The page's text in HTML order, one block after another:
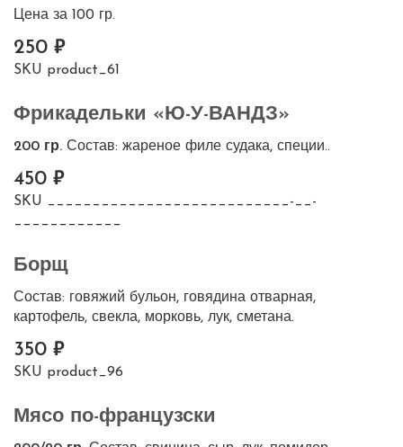
Цена за 100 гр.
250
SKU product_61
Фрикадельки «Ю-У-ВАНДЗ»
200 гр. Состав: жареное филе судака, специи..
450
SKU ___________________________-__-
____________
Борщ
Состав: говяжий бульон, говядина отварная,
картофель, свекла, морковь, лук, сметана.
350
SKU product_96
Мясо по-французски